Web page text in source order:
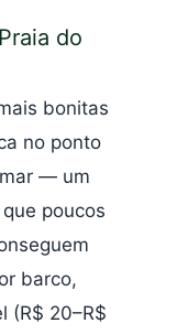
do
bonitas
no ponto
— um
poucos
barco,
(R$ 20–R$